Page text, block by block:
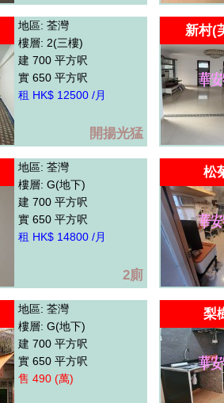
地區: 荃灣
樓層: 2(三樓)
建 700 平方呎
實 650 平方呎
租 HK$ 12500 /月
開揚光猛
新村(
地區: 荃灣
樓層: G(地下)
建 700 平方呎
實 650 平方呎
租 HK$ 14800 /月
2廁
松
地區: 荃灣
樓層: G(地下)
建 700 平方呎
實 650 平方呎
售 490 (萬)
梨